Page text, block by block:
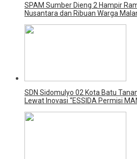
SPAM Sumber Dieng 2 Hampir
Nusantara dan Ribuan Warga
SDN Sidomulyo 02 Kota Batu
Lewat Inovasi “ESSIDA Permisi